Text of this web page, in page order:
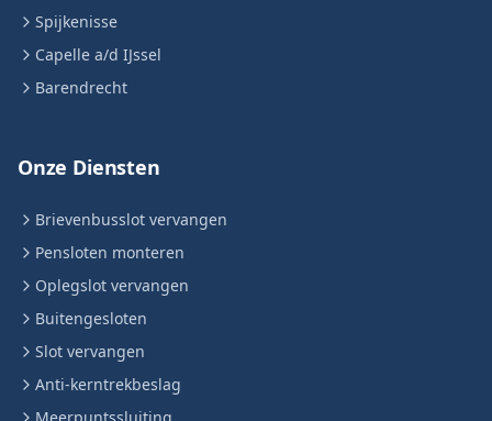
Spijkenisse
Capelle a/d IJssel
Barendrecht
Onze Diensten
Brievenbusslot vervangen
Pensloten monteren
Oplegslot vervangen
Buitengesloten
Slot vervangen
Anti-kerntrekbeslag